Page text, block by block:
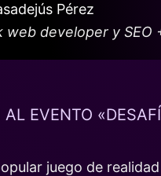
Pérez
web developer y
EVENTO
juego de